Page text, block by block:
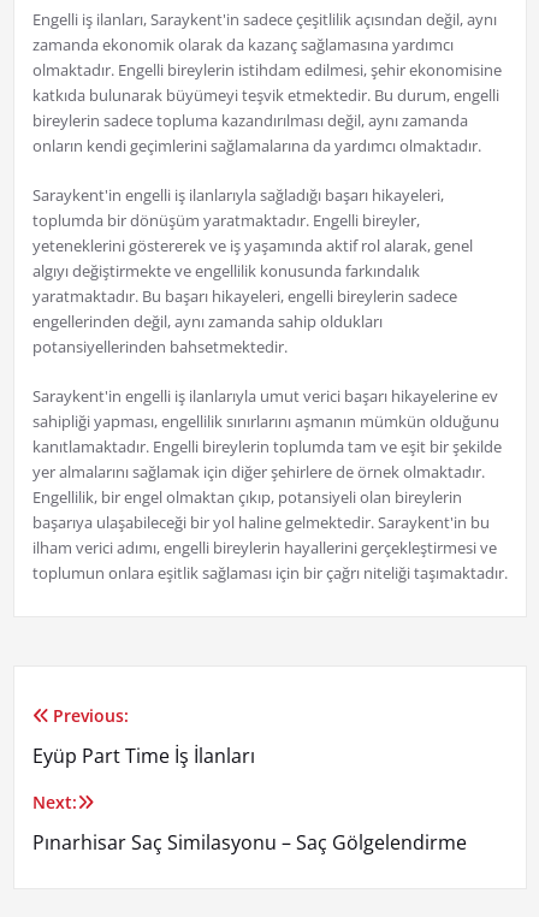
Engelli iş ilanları, Saraykent'in sadece çeşitlilik açısından değil, aynı
zamanda ekonomik olarak da kazanç sağlamasına yardımcı
olmaktadır. Engelli bireylerin istihdam edilmesi, şehir ekonomisine
katkıda bulunarak büyümeyi teşvik etmektedir. Bu durum, engelli
bireylerin sadece topluma kazandırılması değil, aynı zamanda
onların kendi geçimlerini sağlamalarına da yardımcı olmaktadır.
Saraykent'in engelli iş ilanlarıyla sağladığı başarı hikayeleri,
toplumda bir dönüşüm yaratmaktadır. Engelli bireyler,
yeteneklerini göstererek ve iş yaşamında aktif rol alarak, genel
algıyı değiştirmekte ve engellilik konusunda farkındalık
yaratmaktadır. Bu başarı hikayeleri, engelli bireylerin sadece
engellerinden değil, aynı zamanda sahip oldukları
potansiyellerinden bahsetmektedir.
Saraykent'in engelli iş ilanlarıyla umut verici başarı hikayelerine ev
sahipliği yapması, engellilik sınırlarını aşmanın mümkün olduğunu
kanıtlamaktadır. Engelli bireylerin toplumda tam ve eşit bir şekilde
yer almalarını sağlamak için diğer şehirlere de örnek olmaktadır.
Engellilik, bir engel olmaktan çıkıp, potansiyeli olan bireylerin
başarıya ulaşabileceği bir yol haline gelmektedir. Saraykent'in bu
ilham verici adımı, engelli bireylerin hayallerini gerçekleştirmesi ve
toplumun onlara eşitlik sağlaması için bir çağrı niteliği taşımaktadır.
Yazı
gezinmesi
Previous:
Eyüp Part Time İş İlanları
Next:
Pınarhisar Saç Similasyonu – Saç Gölgelendirme